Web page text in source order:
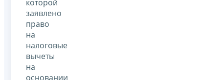
которой
заявлено
право
на
налоговые
вычеты
на
основании